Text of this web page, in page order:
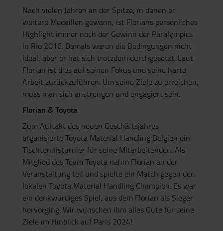
Nach vielen Jahren an der Spitze, in denen er
weitere Medaillen gewann, ist Florians persönliches
Highlight immer noch der Gewinn der Paralympics
in Rio 2016. Damals waren die Bedingungen nicht
ideal, aber er hat sich trotzdem durchgesetzt. Laut
Florian ist dies auf seinen Fokus und seine harte
Arbeit zurückzuführen: Um seine Ziele zu erreichen,
muss man sich anstrengen und engagiert sein.
Florian & Toyota
Zum Auftakt des neuen Geschäftsjahres
organisierte Toyota Material Handling Belgien ein
Tischtennisturnier für seine Mitarbeitenden. Als
Mitglied des Team Toyota nahm Florian an der
Veranstaltung teil und spielte ein Match gegen den
lokalen Toyota Material Handling Champion. Es war
ein denkwürdiges Spiel, aus dem Florian als Sieger
hervorging. Wir wünschen ihm alles Gute für seine
Ziele im Hinblick auf Paris 2024!